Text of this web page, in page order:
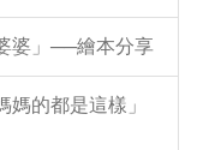
婆」──繪本分享
的都是這樣」